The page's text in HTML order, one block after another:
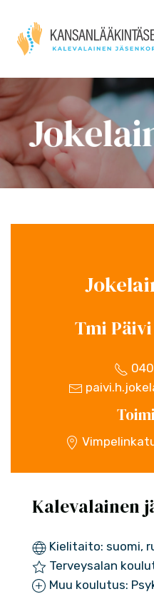
Tmi
Kalevalainen
Kielitaito: suomi,
Terveysalan
Muu koulutus: